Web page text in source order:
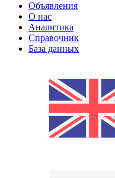
Объявления
О нас
Аналитика
Справочник
База данных